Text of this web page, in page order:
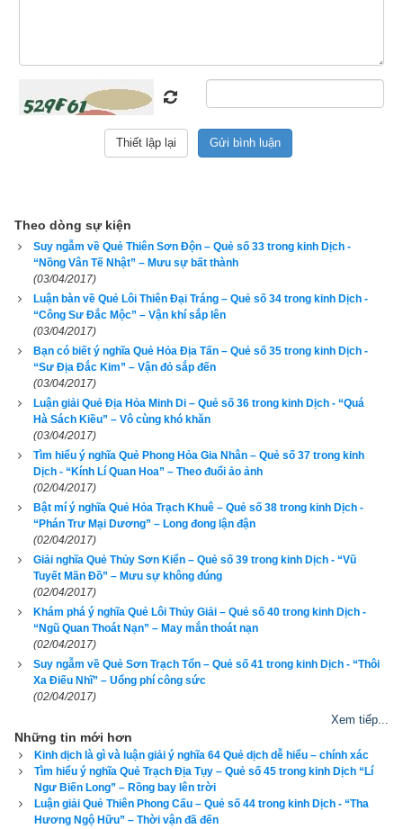
Xuất hành tốt, mất của tìm lại được. Thi cử đỗ đạt cao. Bệnh
nhẹ để khỏi. Kiện tụng dễ thắng. Tình yêu không nên vội vã để
tránh bồng bột, dễ được như ý nguyện. Hôn nhân thuận lợi, dễ
thành lương duyên, gia đình bền chặt.
"Đợi ngày lên chức, nhờ vận lên,
Người đi, của mất, cũng trở về.
Cầu danh cầu lợi đều thuận lợi,
Bệnh tật tiêu tan, cãi cọ ngừng."
Truyện cổ: Ngày xưa, Khấu Chuẩn làm huyện lệnh, phụng
chiếu vào kinh đã gieo được quẻ này. Quả nhiên khi vào đến
kinh, vì việc của hai họ Phan Dương, Khấu Chuẩn được
thăng lên chức sử bộ thiên quan. Đúng là ứng với quẻ “Đợi
ngày lên chức”, thật là “Phát tài phát lộc”.
Lời bàn: Có người năng đỡ, có dịp trổ tài sẽ thăng quan tiến
chức chỉ là vấn đề thời gian.
Theo dòng sự kiện
Suy ngẫm về Quẻ Thiên Sơn Độn – Quẻ số 33 trong kinh Dịch -
“Nồng Vân Tế Nhật” – Mưu sự bất thành
(03/04/2017)
Luận bàn về Quẻ Lôi Thiên Đại Tráng – Quẻ số 34 trong kinh Dịch -
“Công Sư Đắc Mộc” – Vận khí sắp lên
(03/04/2017)
Bạn có biết ý nghĩa Quẻ Hỏa Địa Tấn – Quẻ số 35 trong kinh Dịch -
“Sư Địa Đắc Kim” – Vận đỏ sắp đến
(03/04/2017)
Luận giải Quẻ Địa Hỏa Minh Di – Quẻ số 36 trong kinh Dịch - “Quá
Hà Sách Kiều” – Vô cùng khó khăn
(03/04/2017)
Tìm hiểu ý nghĩa Quẻ Phong Hỏa Gia Nhân – Quẻ số 37 trong kinh
Dịch - “Kính Lí Quan Hoa” – Theo đuổi ảo ảnh
(02/04/2017)
Bật mí ý nghĩa Quẻ Hỏa Trạch Khuê – Quẻ số 38 trong kinh Dịch -
“Phán Trư Mại Dương” – Long đong lận đận
(02/04/2017)
Giải nghĩa Quẻ Thủy Sơn Kiển – Quẻ số 39 trong kinh Dịch - “Vũ
Tuyết Mãn Đồ” – Mưu sự không đúng
(02/04/2017)
Khám phá ý nghĩa Quẻ Lôi Thủy Giải – Quẻ số 40 trong kinh Dịch -
“Ngũ Quan Thoát Nạn” – May mắn thoát nạn
(02/04/2017)
Suy ngẫm về Quẻ Sơn Trạch Tổn – Quẻ số 41 trong kinh Dịch - “Thôi
Xa Điếu Nhĩ” – Uổng phí công sức
(02/04/2017)
Xem tiếp...
Những tin mới hơn
Kinh dịch là gì và luận giải ý nghĩa 64 Quẻ dịch dễ hiểu – chính xác
Tìm hiểu ý nghĩa Quẻ Trạch Địa Tụy – Quẻ số 45 trong kinh Dịch “Lí
Ngư Biến Long” – Rồng bay lên trời
Luận giải Quẻ Thiên Phong Cấu – Quẻ số 44 trong kinh Dịch - “Tha
Hương Ngộ Hữu” – Thời vận đã đến